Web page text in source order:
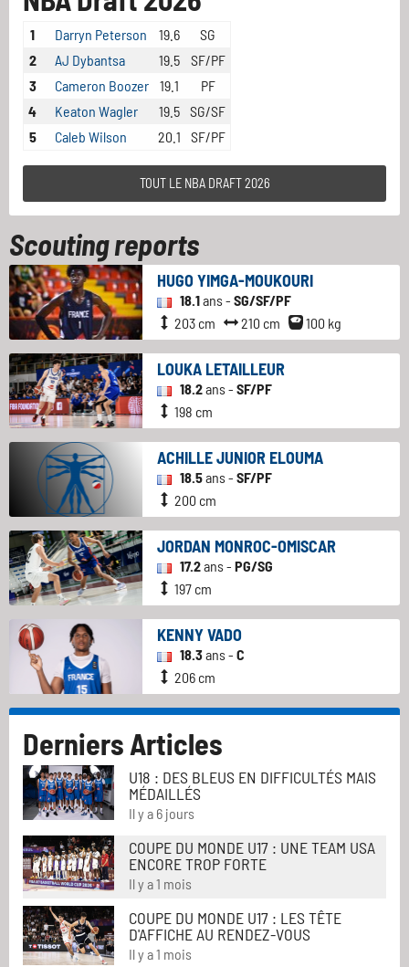
1 Darryn Peterson 19.6
SG
2
AJ Dybantsa 19.5
SF/PF
3
Cameron Boozer 19.1
PF
4
Keaton Wagler 19.5 SG/SF
5
Caleb Wilson 20.1 SF/PF
TOUT LE NBA DRAFT 2026
Scouting reports
HUGO YIMGA-MOUKOURI
18.1ans - SG/SF/PF
203 cm
210 cm 100 kg
LOUKA LETAILLEUR
18.2ans - SF/PF
198 cm
ACHILLE JUNIOR ELOUMA
18.5ans - SF/PF
200 cm
JORDAN MONROC-OMISCAR
17.2ans - PG/SG
197 cm
KENNY VADO
18.3ans - C
206 cm
Derniers Articles
U18 : DES BLEUS EN DIFFICULTÉS MAIS
MÉDAILLÉS
Il y a 6 jours
COUPE DU MONDE U17 : UNE TEAM USA
ENCORE TROP FORTE
Il y a 1 mois
COUPE DU MONDE U17 : LES TÊTE
D'AFFICHE AU RENDEZ-VOUS
Il y a 1 mois